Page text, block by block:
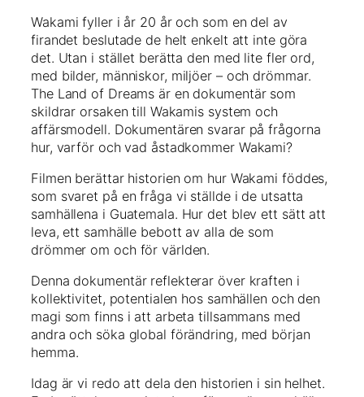
Wakami fyller i år 20 år och som en del av
firandet beslutade de helt enkelt att inte göra
det. Utan i stället berätta den med lite fler ord,
med bilder, människor, miljöer – och drömmar.
The Land of Dreams är en dokumentär som
skildrar orsaken till Wakamis system och
affärsmodell. Dokumentären svarar på frågorna
hur, varför och vad åstadkommer Wakami?
Filmen berättar historien om hur Wakami föddes,
som svaret på en fråga vi ställde i de utsatta
samhällena i Guatemala. Hur det blev ett sätt att
leva, ett samhälle bebott av alla de som
drömmer om och för världen.
Denna dokumentär reflekterar över kraften i
kollektivitet, potentialen hos samhällen och den
magi som finns i att arbeta tillsammans med
andra och söka global förändring, med början
hemma.
Idag är vi redo att dela den historien i sin helhet.